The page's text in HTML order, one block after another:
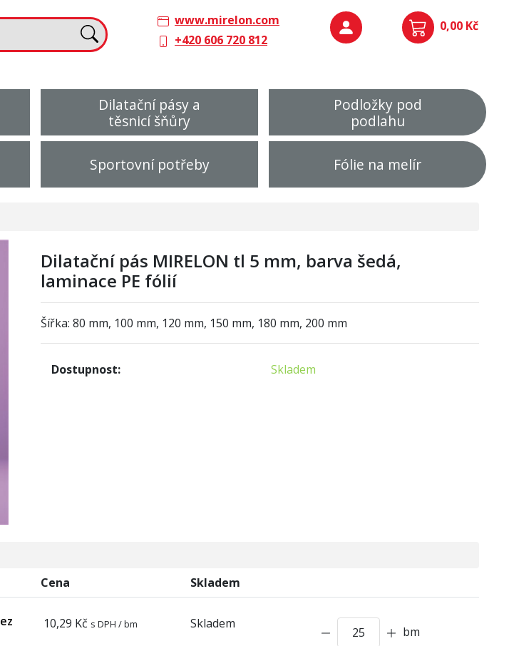
www.mirelon.com
+420 606 720 812
0,00 Kč
Dilatační pásy a
těsnicí šňůry
Podložky pod
podlahu
Sportovní potřeby Fólie na melír
Dilatační pás MIRELON tl 5 mm, barva šedá,
laminace PE fólií
Šířka: 80 mm, 100 mm, 120 mm, 150 mm, 180 mm, 200 mm
Dostupnost: Skladem
Cena Skladem
10,29 Kč s DPH / bm Skladem
bm